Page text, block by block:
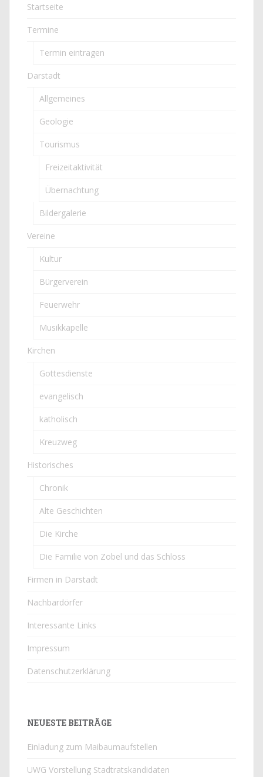
Startseite
Termine
Termin eintragen
Darstadt
Allgemeines
Geologie
Tourismus
Freizeitaktivität
Übernachtung
Bildergalerie
Vereine
Kultur
Bürgerverein
Feuerwehr
Musikkapelle
Kirchen
Gottesdienste
evangelisch
katholisch
Kreuzweg
Historisches
Chronik
Alte Geschichten
Die Kirche
Die Familie von Zobel und das Schloss
Firmen in Darstadt
Nachbardörfer
Interessante Links
Impressum
Datenschutzerklärung
NEUESTE BEITRÄGE
Einladung zum Maibaumaufstellen
UWG Vorstellung Stadtratskandidaten